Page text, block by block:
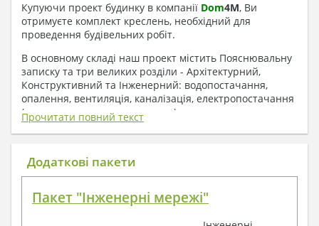
Купуючи проект будинку в компанії Dom4M, Ви
отримуєте комплект креслень, необхідний для
проведення будівельних робіт.
В основному складі наш проект містить Пояснювальну
записку та три великих розділи - Архітектурний,
Конструктивний та Інженерний: водопостачання,
опалення, вентиляція, каналізація, електропостачання
( купується за додаткову плату ).
1. До складу Архітектурного розділу
входять:
План покрівлі
Прочитати повний текст
Додаткові пакети
Пакет "Інженерні мережі"